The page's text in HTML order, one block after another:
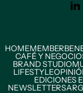
HOMEMEMBER
CAFÉ Y
BRAND STUDIO
LIFESTYLE
EDICIONES
NEWSLETTERS